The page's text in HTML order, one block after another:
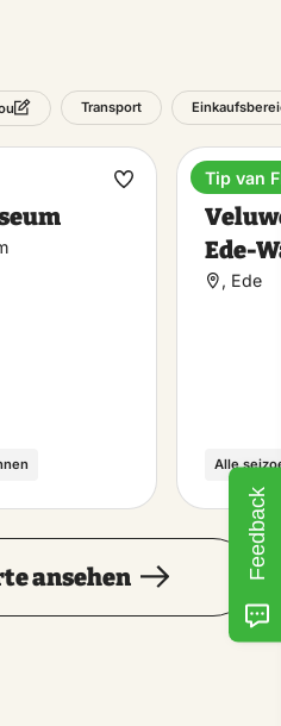
Transport
Favorit
Ede-
, Ede
Alle
Tip van
ansehen Feedback